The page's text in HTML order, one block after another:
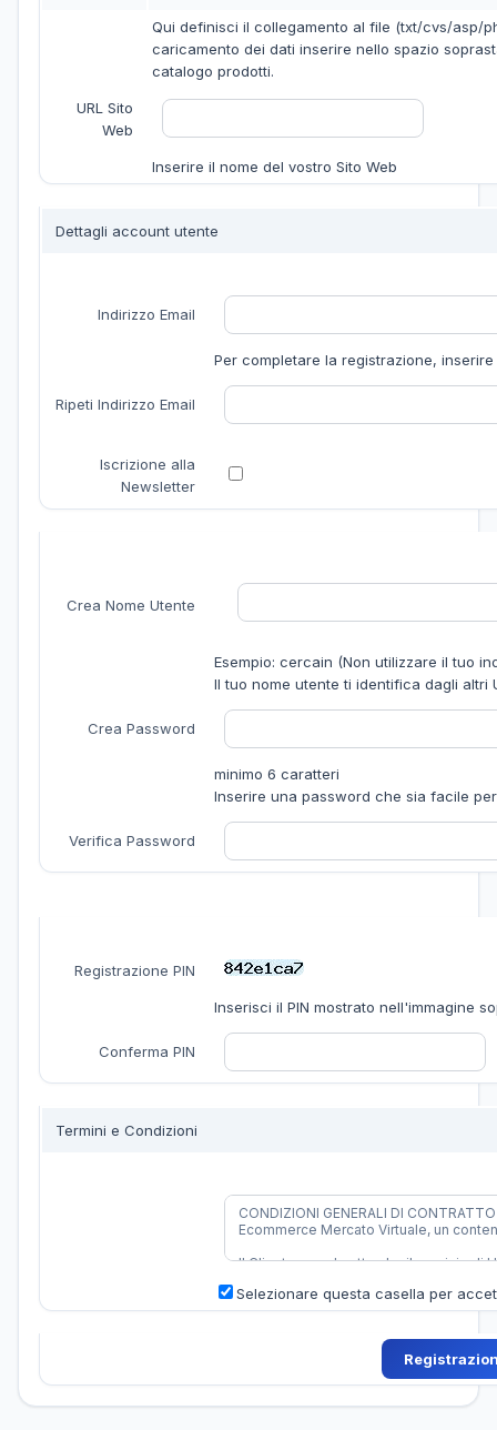
Qui definisci il collegamento al file (txt/cvs/asp/
caricamento dei dati inserire nello spazio
catalogo prodotti.
URL Sito
Web
Inserire il nome del vostro Sito Web
Dettagli account utente
Indirizzo Email
Per completare la registrazione,
Ripeti Indirizzo Email
Iscrizione alla
Newsletter
Crea Nome Utente
Esempio: cercain (Non utilizzare il tuo
Il tuo nome utente ti identifica dagli altri
Crea Password
minimo 6 caratteri
Inserire una password che sia facile
Verifica Password
Registrazione PIN
Inserisci il PIN mostrato nell'immagine
Conferma PIN
Termini e Condizioni
Selezionare questa casella per